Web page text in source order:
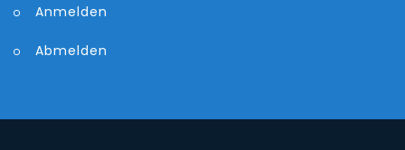
Anmelden
Abmelden